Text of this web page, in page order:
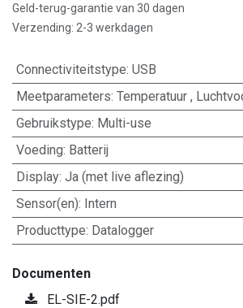
Geld-terug-garantie van 30 dagen
Verzending: 2-3 werkdagen
Connectiviteitstype: USB
Meetparameters: Temperatuur,
Gebruikstype: Multi-use
Voeding: Batterij
Display: Ja (met live aflezing)
Sensor(en): Intern
Producttype: Datalogger
Documenten
EL-SIE-2.pdf